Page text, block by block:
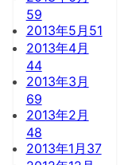
59
2013年5月 51
2013年4月
44
2013年3月
69
2013年2月
48
2013年1月 37